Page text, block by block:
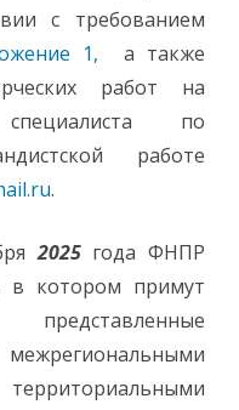
с требованием
1,
а также
работ на
по
работе
.
2025года ФНПР
в котором примут